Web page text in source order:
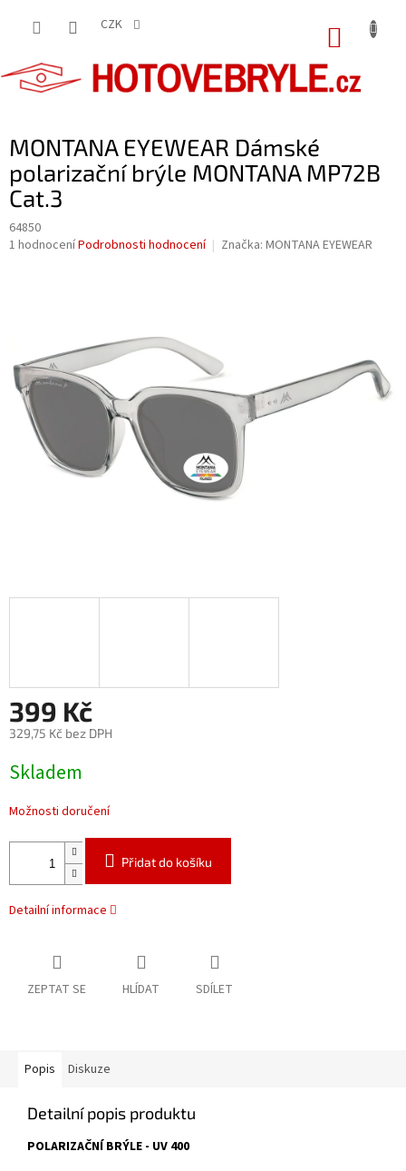
CZK
MONTANA EYEWEAR Dámské
polarizační brýle MONTANA MP72B
Cat.3
64850
Průměrné
hvězdiček.
1 hodnoceníPodrobnosti hodnocení Značka: MONTANA EYEWEAR
399 Kč
329,75 Kč bez DPH
cena:
Skladem
Možnosti doručení
Přidat do košíku
Detailní informace
ZEPTAT SE HLÍDAT SDÍLET
Popis Diskuze
Detailní popis produktu
POLARIZAČNÍ BRÝLE - UV 400